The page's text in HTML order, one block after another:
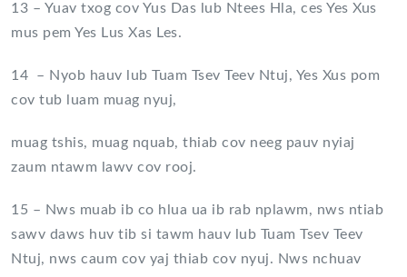
13 – Yuav txog cov Yus Das lub Ntees Hla, ces Yes Xus
mus pem Yes Lus Xas Les.
14 – Nyob hauv lub Tuam Tsev Teev Ntuj, Yes Xus pom
cov tub luam muag nyuj,
muag tshis, muag nquab, thiab cov neeg pauv nyiaj
zaum ntawm lawv cov rooj.
15 – Nws muab ib co hlua ua ib rab nplawm, nws ntiab
sawv daws huv tib si tawm hauv lub Tuam Tsev Teev
Ntuj, nws caum cov yaj thiab cov nyuj. Nws nchuav